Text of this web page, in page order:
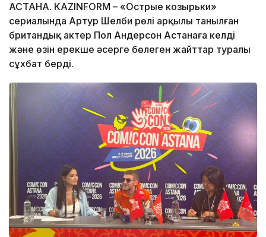
АСТАНА. KAZINFORM – «Острые козырьки»
сериалында Артур Шелби рөлі арқылы танылған
британдық актер Пол Андерсон Астанаға келді
және өзін ерекше әсерге бөлеген жайттар туралы
сұхбат берді.